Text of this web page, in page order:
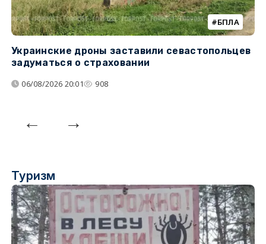
БПЛА
Украинские дроны заставили севастопольцев
задуматься о страховании
06/08/2026 20:01 908
Туризм